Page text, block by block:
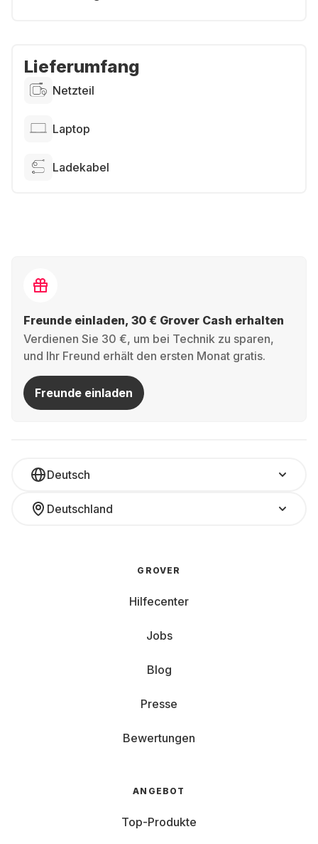
Lieferumfang
Netzteil
Laptop
Ladekabel
Freunde einladen, 30 € Grover Cash erhalten
Verdienen Sie 30 €, um bei Technik zu sparen,
und Ihr Freund erhält den ersten Monat gratis.
Freunde einladen
Deutsch
Deutschland
GROVER
Hilfecenter
Jobs
Blog
Presse
Bewertungen
ANGEBOT
Top-Produkte